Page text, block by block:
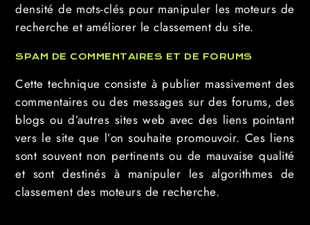
densité de mots-clés pour manipuler les moteurs de
recherche et améliorer le classement du site.
SPAM DE COMMENTAIRES ET DE FORUMS
Cette technique consiste à publier massivement des
commentaires ou des messages sur des forums, des
blogs ou d’autres sites web avec des liens pointant
vers le site que l’on souhaite promouvoir. Ces liens
sont souvent non pertinents ou de mauvaise qualité
et sont destinés à manipuler les algorithmes de
classement des moteurs de recherche.